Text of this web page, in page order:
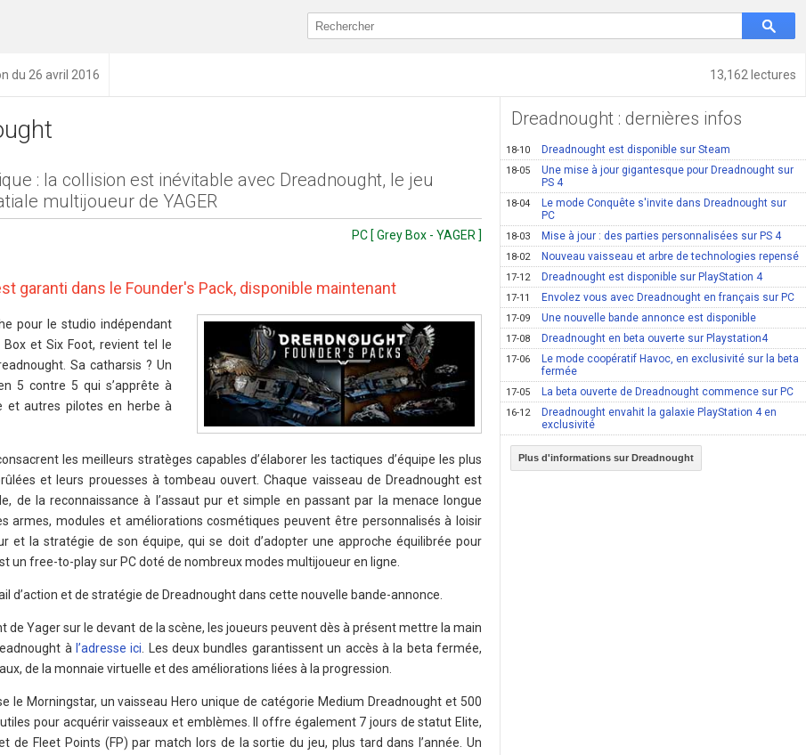
13,162 lectures
du 26 avril 2016
: la collision est inévitable avec Dreadnought, le jeu
multijoueur de YAGER
PC [ Grey Box - YAGER ]
garanti dans le Founder's Pack, disponible maintenant
pour le studio indépendant
Box et Six Foot, revient tel le
Sa catharsis ? Un
5 contre 5 qui s’apprête à
et autres pilotes en herbe à
les meilleurs stratèges capables d’élaborer les tactiques d’équipe les plus
et leurs prouesses à tombeau ouvert. Chaque vaisseau de Dreadnought est
de la reconnaissance à l’assaut pur et simple en passant par la menace longue
armes, modules et améliorations cosmétiques peuvent être personnalisés à loisir
et la stratégie de son équipe, qui se doit d’adopter une approche équilibrée pour
un free-to-play sur PC doté de nombreux modes multijoueur en ligne.
d’action et de stratégie de Dreadnought dans cette nouvelle bande-annonce.
de Yager sur le devant de la scène, les joueurs peuvent dès à présent mettre la main
à l’adresse ici . Les deux bundles garantissent un accès à la beta fermée,
de la monnaie virtuelle et des améliorations liées à la progression.
le Morningstar, un vaisseau Hero unique de catégorie Medium Dreadnought et 500
pour acquérir vaisseaux et emblèmes. Il offre également 7 jours de statut Elite,
de Fleet Points (FP) par match lors de la sortie du jeu, plus tard dans l’année. Un
Dreadnought : dernières infos
18-10 Dreadnought est disponible sur Steam
18-05
Une mise à jour gigantesque pour Dreadnought sur
PS 4
18-04
Le mode Conquête s'invite dans Dreadnought sur
PC
18-03 Mise à jour : des parties personnalisées sur PS 4
18-02 Nouveau vaisseau et arbre de technologies repensé
17-12 Dreadnought est disponible sur PlayStation 4
17-11 Envolez vous avec Dreadnought en français sur PC
17-09 Une nouvelle bande annonce est disponible
17-08 Dreadnought en beta ouverte sur Playstation4
17-06
Le mode coopératif Havoc, en exclusivité sur la beta
fermée
17-05 La beta ouverte de Dreadnought commence sur PC
16-12
Dreadnought envahit la galaxie PlayStation 4 en
exclusivité
Plus d'informations sur Dreadnought